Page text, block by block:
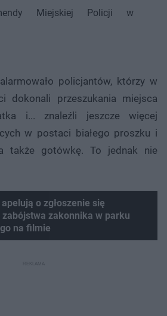
Miejskiej Policji w
policjantów, którzy w
dokonali przeszukania miejsca
i... znaleźli jeszcze więcej
w postaci białego proszku i
także gotówkę. To jednak nie
o zgłoszenie się
zakonnika w parku
na filmie